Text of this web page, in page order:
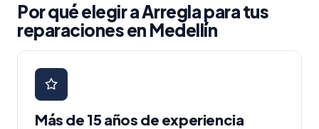
Por qué elegir a Arregla para tus
reparaciones en Medellín
Más de 15 años de experiencia